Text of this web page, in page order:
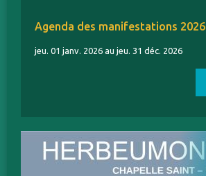
Agenda des manifestations 2026
jeu. 01 janv. 2026 au jeu. 31 déc. 2026